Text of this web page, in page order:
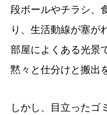
段ボールやチラシ、
り、生活動線が塞が
部屋によくある光景
黙々と仕分けと搬出
しかし、目立ったゴ